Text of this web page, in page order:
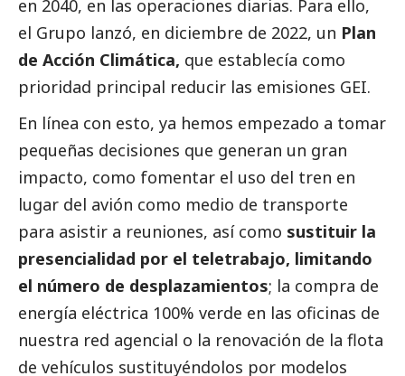
en 2040, en las operaciones diarias. Para ello,
el Grupo lanzó, en diciembre de 2022, un Plan
de Acción Climática, que establecía como
prioridad principal reducir las emisiones GEI.
En línea con esto, ya hemos empezado a tomar
pequeñas decisiones que generan un gran
impacto, como fomentar el uso del tren en
lugar del avión como medio de transporte
para asistir a reuniones, así como sustituir la
presencialidad por el teletrabajo, limitando
el número de desplazamientos; la compra de
energía eléctrica 100% verde en las oficinas de
nuestra red agencial o la renovación de la flota
de vehículos sustituyéndolos por modelos